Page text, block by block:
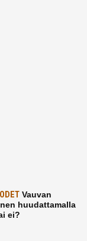
Vauvan
huudattamalla
ei?